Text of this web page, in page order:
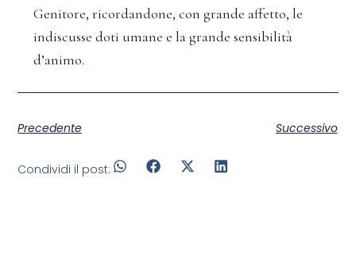
Genitore, ricordandone, con grande affetto, le
indiscusse doti umane e la grande sensibilità
d’animo.
Precedente Successivo
Condividi il post: